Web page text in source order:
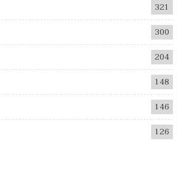
321
300
204
148
146
126